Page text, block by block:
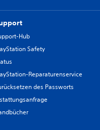
Hub
Safety
Reparaturenservice
des Passworts